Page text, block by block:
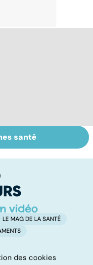
: des
de
santé
LE MAG DE LA SANTÉ
des cookies